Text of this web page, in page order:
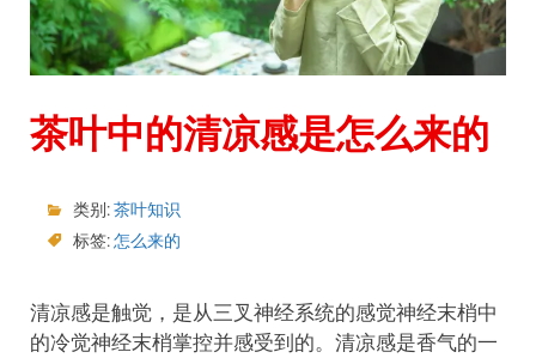
茶叶中的清凉感是怎么来的
类别:茶叶知识
标签:怎么来的
清凉感是触觉，是从三叉神经系统的感觉神经末梢中
的冷觉神经末梢掌控并感受到的。清凉感是香气的一